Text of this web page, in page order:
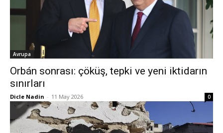
Avrupa
Orbán sonrası: çöküş, tepki ve yeni iktidarın
sınırları
Dicle Nadin - 11 May 2026 0